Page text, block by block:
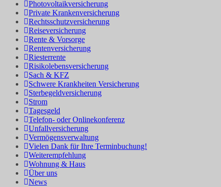
Photovoltaikversicherung
Private Krankenversicherung
Rechtsschutzversicherung
Reiseversicherung
Rente & Vorsorge
Rentenversicherung
Riesterrente
Risikolebensversicherung
Sach & KFZ
Schwere Krankheiten Versicherung
Sterbegeldversicherung
Strom
Tagesgeld
Telefon- oder Onlinekonferenz
Unfallversicherung
Vermögensverwaltung
Vielen Dank für Ihre Terminbuchung!
Weiterempfehlung
Wohnung & Haus
Über uns
News